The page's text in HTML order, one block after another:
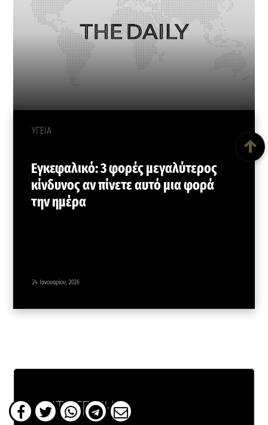
ΥΓΕΙΑ
Εγκεφαλικό: 3 φορές μεγαλύτερος
κίνδυνος αν πίνετε αυτό μια φορά
την ημέρα
24 Ιανουαρίου, 2026
ΔΕΙΤΕ ΕΠΙΣΗΣ
↑